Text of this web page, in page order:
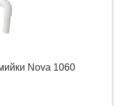
Nova 1060